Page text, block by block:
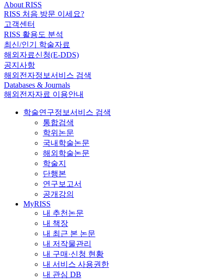
About RISS
RISS 처음 방문 이세요?
고객센터
RISS 활용도 분석
최신/인기 학술자료
해외자료신청(E-DDS)
공지사항
해외전자정보서비스 검색
Databases & Journals
해외전자자료 이용안내
학술연구정보서비스 검색
통합검색
학위논문
국내학술논문
해외학술논문
학술지
단행본
연구보고서
공개강의
MyRISS
내 추천논문
내 책장
내 최근 본 논문
내 저작물관리
내 구매·신청 현황
내 서비스 사용권한
내 관심 DB